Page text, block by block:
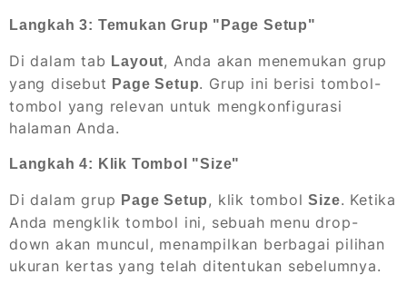
Langkah 3: Temukan Grup "Page Setup"
Di dalam tab Layout, Anda akan menemukan grup
yang disebut Page Setup. Grup ini berisi tombol-
tombol yang relevan untuk mengkonfigurasi
halaman Anda.
Langkah 4: Klik Tombol "Size"
Di dalam grup Page Setup, klik tombolSize. Ketika
Anda mengklik tombol ini, sebuah menu drop-
down akan muncul, menampilkan berbagai pilihan
ukuran kertas yang telah ditentukan sebelumnya.